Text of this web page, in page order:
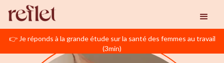
👉 Je réponds à la grande étude sur la santé des femmes au travail
(3min)